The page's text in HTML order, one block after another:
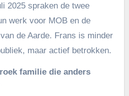
2025 spraken de twee
werk voor MOB en de
de Aarde. Frans is minder
maar actief betrokken.
familie die anders